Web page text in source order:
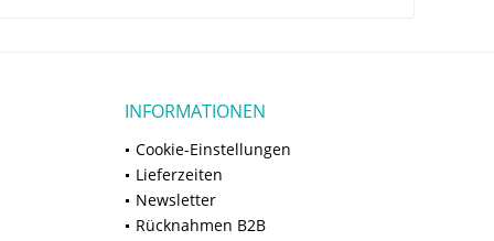
INFORMATIONEN
Cookie-Einstellungen
Lieferzeiten
Newsletter
Rücknahmen B2B